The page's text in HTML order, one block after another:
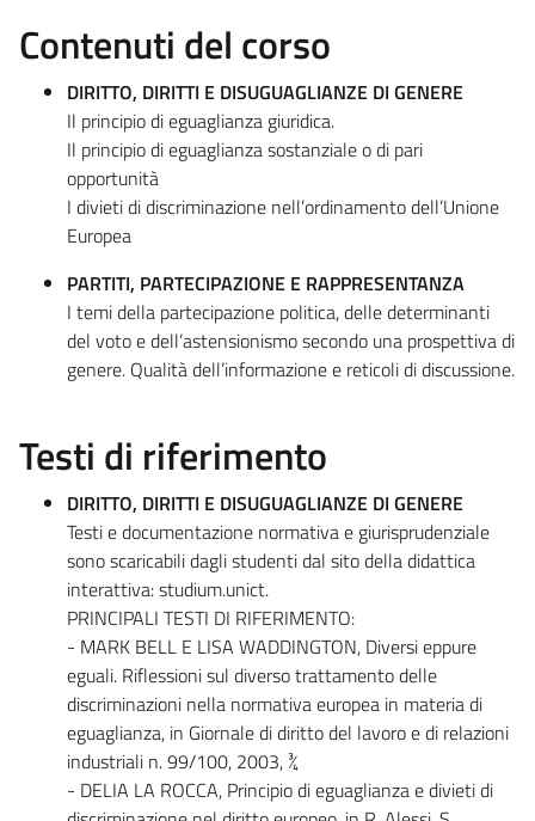
Contenuti del corso
DIRITTO, DIRITTI E DISUGUAGLIANZE DI GENERE
Il principio di eguaglianza giuridica.
Il principio di eguaglianza sostanziale o di pari
opportunità
I divieti di discriminazione nell’ordinamento dell’Unione
Europea
PARTITI, PARTECIPAZIONE E RAPPRESENTANZA
I temi della partecipazione politica, delle determinanti
del voto e dell’astensionismo secondo una prospettiva di
genere. Qualità dell’informazione e reticoli di discussione.
Testi di riferimento
DIRITTO, DIRITTI E DISUGUAGLIANZE DI GENERE
Testi e documentazione normativa e giurisprudenziale
sono scaricabili dagli studenti dal sito della didattica
interattiva: studium.unict.
PRINCIPALI TESTI DI RIFERIMENTO:
- MARK BELL E LISA WADDINGTON, Diversi eppure
eguali. Riflessioni sul diverso trattamento delle
discriminazioni nella normativa europea in materia di
eguaglianza, in Giornale di diritto del lavoro e di relazioni
industriali n. 99/100, 2003, ¾
- DELIA LA ROCCA, Principio di eguaglianza e divieti di